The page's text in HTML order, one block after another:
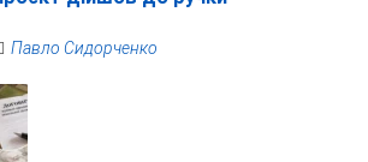
Павло Сидорченко